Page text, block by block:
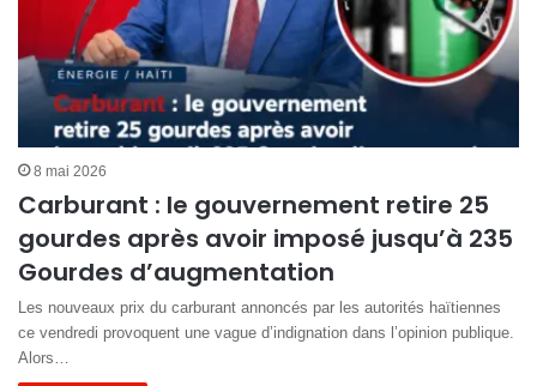
8 mai 2026
Carburant : le gouvernement retire 25
gourdes après avoir imposé jusqu’à 235
Gourdes d’augmentation
Les nouveaux prix du carburant annoncés par les autorités haïtiennes
ce vendredi provoquent une vague d’indignation dans l’opinion publique.
Alors…